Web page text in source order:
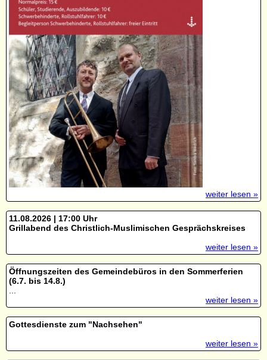
weiter lesen »
11.08.2026 | 17:00 Uhr
Grillabend des Christlich-Muslimischen Gesprächskreises
weiter lesen »
Öffnungszeiten des Gemeindebüros in den Sommerferien
(6.7. bis 14.8.)
weiter lesen »
Gottesdienste zum "Nachsehen"
weiter lesen »